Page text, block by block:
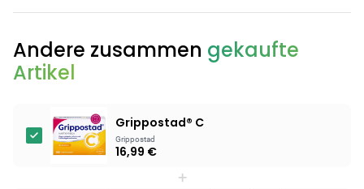
Testzentrum
Gesundheit
Products
Andere zusammen gekaufte
Artikel
Grippostad® C
Grippostad
16,99 €
+